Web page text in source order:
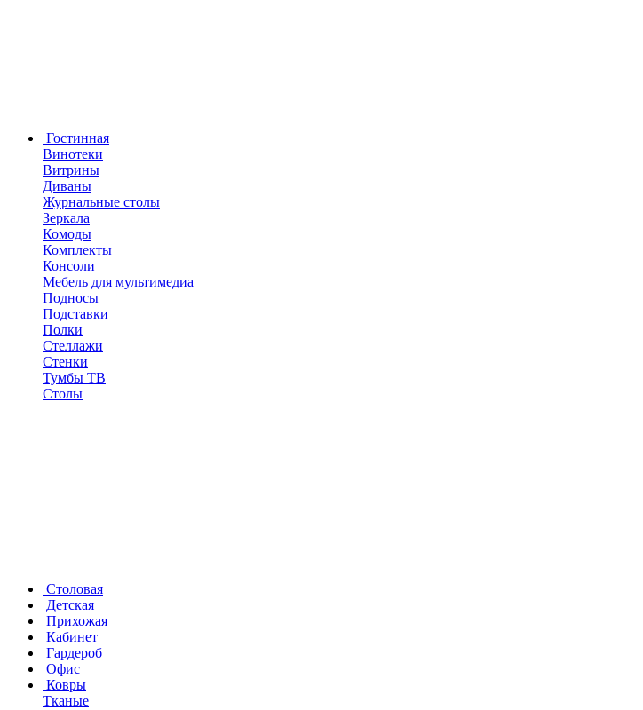
Гостинная
Винотеки
Витрины
Диваны
Журнальные столы
Зеркала
Комоды
Комплекты
Консоли
Мебель для мультимедиа
Подносы
Подставки
Полки
Стеллажи
Стенки
Тумбы ТВ
Столы
Столовая
Детская
Прихожая
Кабинет
Гардероб
Офис
Ковры
Тканые